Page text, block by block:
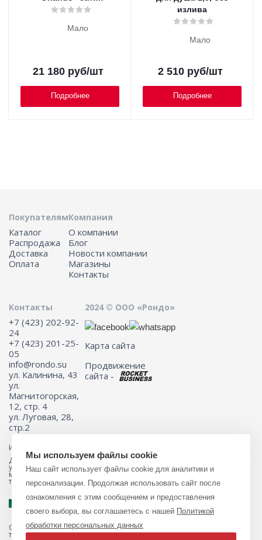
Мало
21 180руб/шт
Подробнее
излива
Мало
2 510руб/шт
Подробнее
Покупателям
Каталог
Распродажа
Доставка
Оплата
Компания
О компании
Блог
Новости компании
Магазины
Контакты
Контакты
+7 (423) 202-92-
24
+7 (423) 201-25-
05
info@rondo.su
ул. Калинина, 43
ул.
Магнитогорская,
12, стр. 4
ул. Луговая, 28,
стр.2
2024 © ООО «Рондо»
Карта сайта
Продвижение
сайта -
Информация на сайте не является публичной офертой.
Для получения подробной информации о наличии и стоимости
указанных товаров и (или) услуг, пожалуйста, обращайтесь к
менеджеру сайта с помощью специальной формы связи или по
телефону 8 (423) 201-25-05
Обращаем ваше внимание на то, что данный интернет-магазин, а
также вся информация о товарах и ценах, предоставленная на нём,
Мы используем файлы cookie
Наш сайт использует файлы cookie для аналитики и
персонализации. Продолжая использовать сайт после
ознакомления с этим сообщением и предоставления
своего выбора, вы соглашаетесь с нашей Политикой
обработки персональных данных